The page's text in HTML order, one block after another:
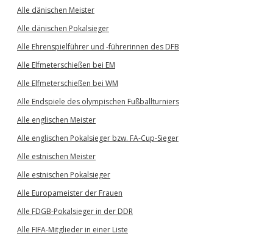
Alle dänischen Meister
Alle dänischen Pokalsieger
Alle Ehrenspielführer und -führerinnen des DFB
Alle Elfmeterschießen bei EM
Alle Elfmeterschießen bei WM
Alle Endspiele des olympischen Fußballturniers
Alle englischen Meister
Alle englischen Pokalsieger bzw. FA-Cup-Sieger
Alle estnischen Meister
Alle estnischen Pokalsieger
Alle Europameister der Frauen
Alle FDGB-Pokalsieger in der DDR
Alle FIFA-Mitglieder in einer Liste